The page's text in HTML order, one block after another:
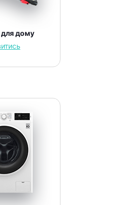
дому